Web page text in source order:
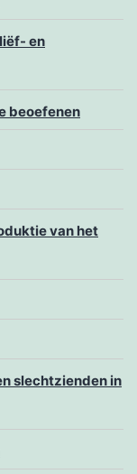
en
beoefenen
van het
slechtzienden in